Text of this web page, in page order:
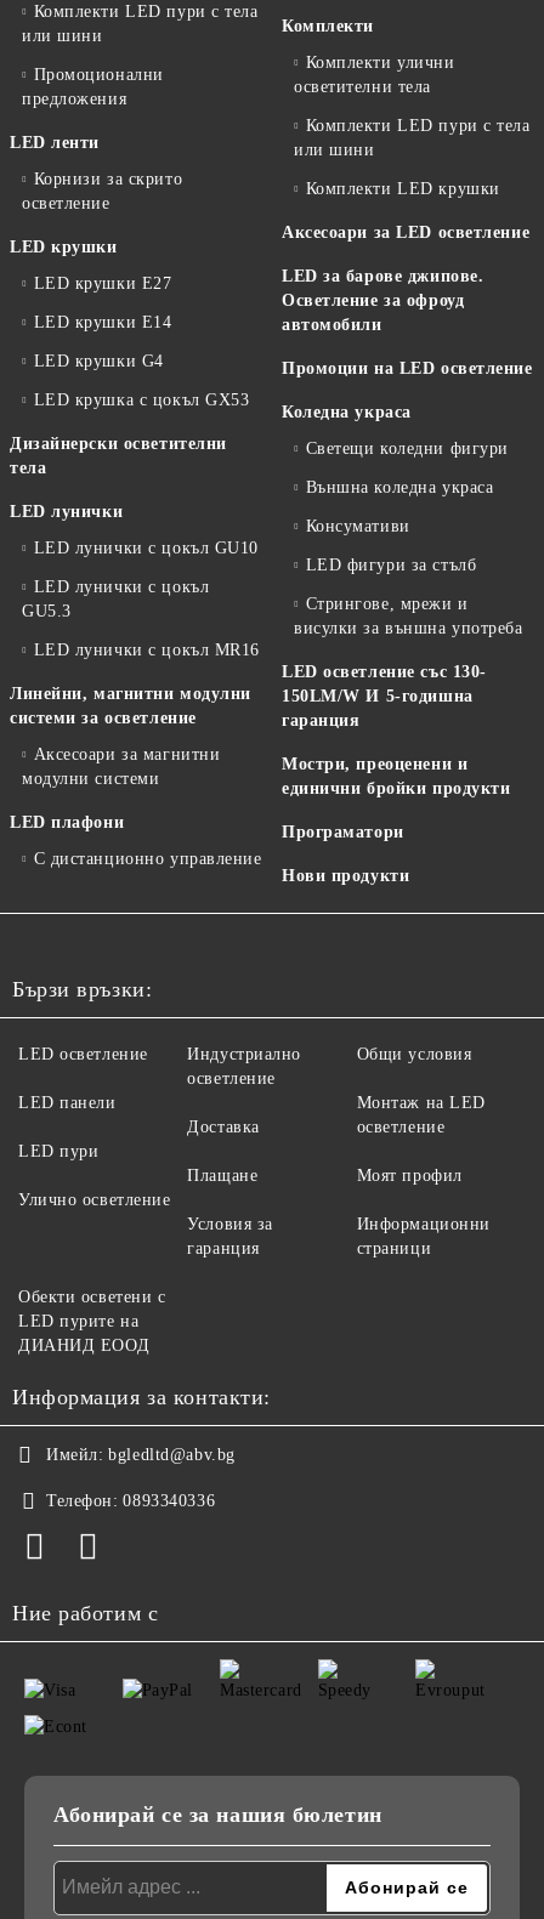
Комплекти LED пури с тела
или шини
Промоционални
предложения
LED ленти
Корнизи за скрито
осветление
LED крушки
LED крушки E27
LED крушки E14
LED крушки G4
LED крушка с цокъл GX53
Дизайнерски осветителни
тела
LED лунички
LED лунички с цокъл GU10
LED лунички с цокъл
GU5.3
LED лунички с цокъл MR16
Линейни, магнитни модулни
системи за осветление
Аксесоари за магнитни
модулни системи
LED плафони
С дистанционно управление
Комплекти
Комплекти улични
осветителни тела
Комплекти LED пури с тела
или шини
Комплекти LED крушки
Аксесоари за LED осветление
LED за барове джипове.
Осветление за офроуд
автомобили
Промоции на LED осветление
Коледна украса
Светещи коледни фигури
Външна коледна украса
Консумативи
LED фигури за стълб
Стрингове, мрежи и
висулки за външна употреба
LED осветление със 130-
150LM/W И 5-годишна
гаранция
Мостри, преоценени и
единични бройки продукти
Програматори
Нови продукти
Бързи връзки:
LED осветление
LED панели
LED пури
Улично осветление
Индустриално
осветление
Доставка
Плащане
Условия за
гаранция
Общи условия
Монтаж на LED
осветление
Моят профил
Информационни
страници
Обекти осветени с
LED пурите на
ДИАНИД ЕООД
Информация за контакти:
Имейл: bgledltd@abv.bg
Телефон: 0893340336
Ние работим с
Абонирай се за нашия бюлетин